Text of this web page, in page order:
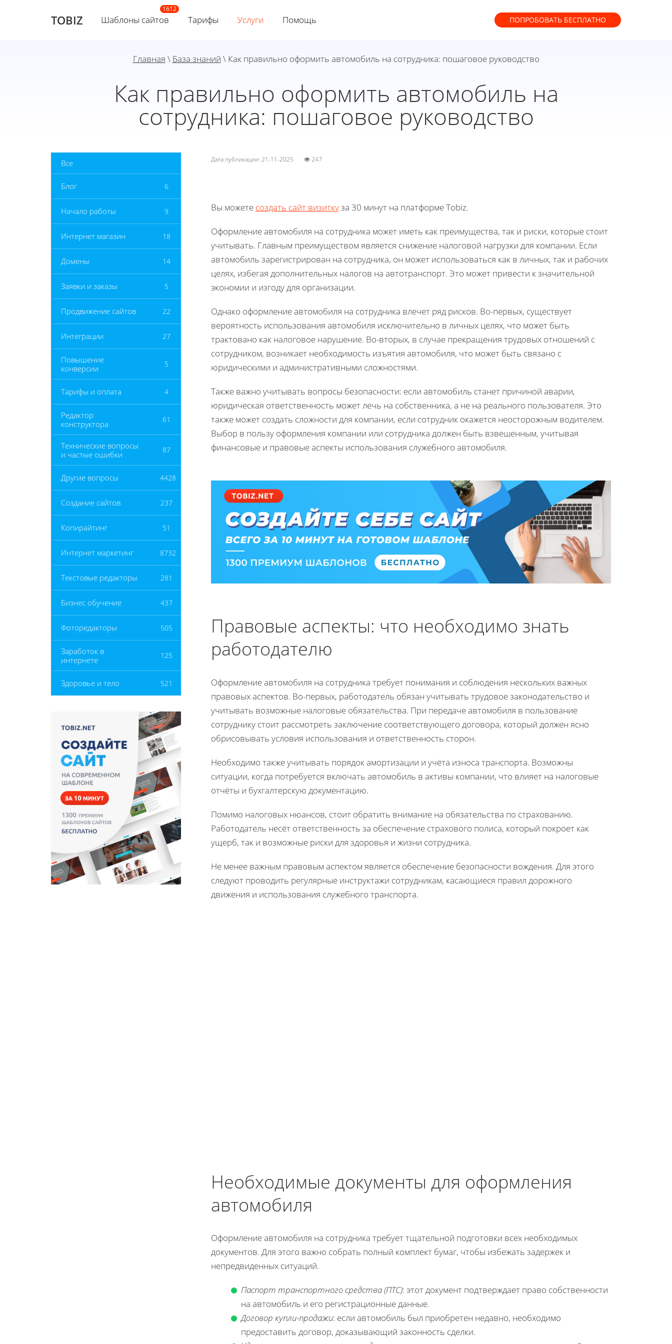
TOBIZ Шаблоны сайтов Тарифы Услуги Помощь ПОПРОБОВАТЬ БЕСПЛАТНО
Главная \ База знаний \ Как правильно оформить автомобиль на сотрудника: пошаговое руководство
Как правильно оформить автомобиль на
сотрудника: пошаговое руководство
Все
Блог 6
Начало работы 9
Интернет магазин 18
Домены 14
Заявки и заказы 5
Продвижение сайтов 22
Интеграции 27
Повышение
конверсии
5
Тарифы и оплата 4
Редактор
конструктора
61
Технические вопросы
и частые ошибки
87
Другие вопросы 4428
Создание сайтов 237
Копирайтинг 51
Интернет маркетинг 8732
Текстовые редакторы 281
Бизнес обучение 437
Фоторедакторы 505
Заработок в
интернете
125
Здоровье и тело 521
Дата публикации: 21-11-2025 247
Вы можете создать сайт визиткуза 30 минут на платформе Tobiz.
Оформление автомобиля на сотрудника может иметь как преимущества, так и риски, которые стоит
учитывать. Главным преимуществом является снижение налоговой нагрузки для компании. Если
автомобиль зарегистрирован на сотрудника, он может использоваться как в личных, так и рабочих
целях, избегая дополнительных налогов на автотранспорт. Это может привести к значительной
экономии и изгоду для организации.
Однако оформление автомобиля на сотрудника влечет ряд рисков. Во-первых, существует
вероятность использования автомобиля исключительно в личных целях, что может быть
трактовано как налоговое нарушение. Во-вторых, в случае прекращения трудовых отношений с
сотрудником, возникает необходимость изъятия автомобиля, что может быть связано с
юридическими и административными сложностями.
Также важно учитывать вопросы безопасности: если автомобиль станет причиной аварии,
юридическая ответственность может лечь на собственника, а не на реального пользователя. Это
также может создать сложности для компании, если сотрудник окажется неосторожным водителем.
Выбор в пользу оформления компании или сотрудника должен быть взвешенным, учитывая
финансовые и правовые аспекты использования служебного автомобиля.
Правовые аспекты: что необходимо знать
работодателю
Оформление автомобиля на сотрудника требует понимания и соблюдения нескольких важных
правовых аспектов. Во-первых, работодатель обязан учитывать трудовое законодательство и
учитывать возможные налоговые обязательства. При передаче автомобиля в пользование
сотруднику стоит рассмотреть заключение соответствующего договора, который должен ясно
обрисовывать условия использования и ответственность сторон.
Необходимо также учитывать порядок амортизации и учёта износа транспорта. Возможны
ситуации, когда потребуется включать автомобиль в активы компании, что влияет на налоговые
отчёты и бухгалтерскую документацию.
Помимо налоговых нюансов, стоит обратить внимание на обязательства по страхованию.
Работодатель несёт ответственность за обеспечение страхового полиса, который покроет как
ущерб, так и возможные риски для здоровья и жизни сотрудника.
Не менее важным правовым аспектом является обеспечение безопасности вождения. Для этого
следуют проводить регулярные инструктажи сотрудникам, касающиеся правил дорожного
движения и использования служебного транспорта.
Необходимые документы для оформления
автомобиля
Оформление автомобиля на сотрудника требует тщательной подготовки всех необходимых
документов. Для этого важно собрать полный комплект бумаг, чтобы избежать задержек и
непредвиденных ситуаций.
Паспорт транспортного средства (ПТС): этот документ подтверждает право собственности
на автомобиль и его регистрационные данные.
Договор купли-продажи: если автомобиль был приобретен недавно, необходимо
предоставить договор, доказывающий законность сделки.